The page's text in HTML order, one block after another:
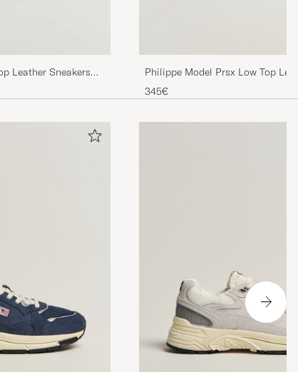
Leather Sneakers
Philippe Model Prsx Low Top
White/Silver
345€